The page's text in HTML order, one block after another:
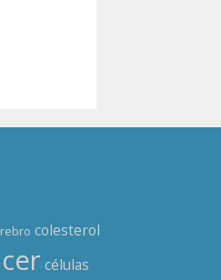
colesterol
células